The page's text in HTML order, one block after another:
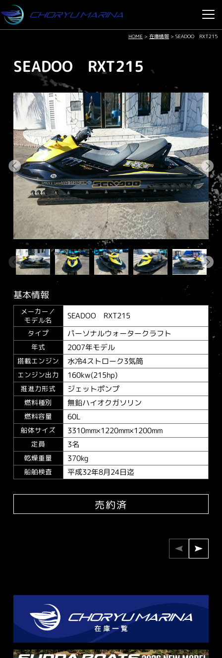
HOME > 在庫情報 >SEADOO RXT215
SEADOO RXT215
基本情報
メーカー／
モデル名
SEADOO RXT215
タイプ パーソナルウォータークラフト
年式 2007年モデル
搭載エンジン 水冷4ストローク3気筒
エンジン出力 160kw(215hp)
推進力形式 ジェットポンプ
燃料種別 無鉛ハイオクガソリン
燃料容量 60L
船体サイズ 3310mm×1220mm×1200mm
定員 3名
乾燥重量 370kg
船舶検査 平成32年8月24日迄
売約済